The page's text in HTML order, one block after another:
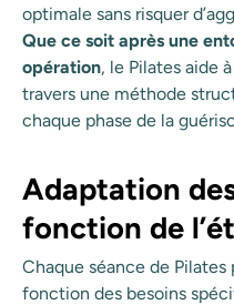
optimale sans risquer
Que ce soit après une
opération, le Pilates aide
travers une méthode
chaque phase de la
Adaptation
fonction de
Chaque séance de
fonction des besoins